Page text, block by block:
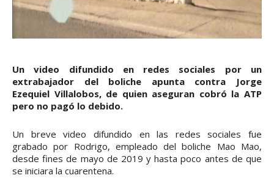
Un video difundido en redes sociales por un
extrabajador del boliche apunta contra Jorge
Ezequiel Villalobos, de quien aseguran cobró la ATP
pero no pagó lo debido.
Un breve video difundido en las redes sociales fue
grabado por Rodrigo, empleado del boliche Mao Mao,
desde fines de mayo de 2019 y hasta poco antes de que
se iniciara la cuarentena.